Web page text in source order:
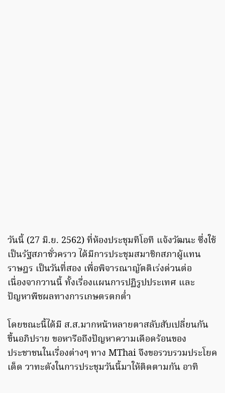
วันนี้ (27 มิ.ย. 2562) ที่ห้องประชุมทีโอที แจ้งวัฒนะ ซึ่งใช้
เป็นรัฐสภาชั่วคราว ได้มีการประชุมสมาชิกสภาผู้แทน
ราษฎร เป็นวันที่สอง เพื่อพิจารณาญัตติเร่งด่วนต่อ
เนื่องจากวานนี้ ทั้งเรื่องแผนการปฏิรูปประเทศ และ
ปัญหาพืชผลทางการเกษตรตกต่ำ
โดยขณะนี้ได้มี ส.ส.มากหน้าหลายตาสลับสับเปลี่ยนกัน
ขึ้นอภิปราย ขอหารือถึงปัญหาความเดือดร้อนของ
ประชาชนในเรื่องต่างๆ ทาง MThai จึงขอรวบรวมประโยค
เด็ด วาทะดังในการประชุมวันนี้มาให้ติดตามกัน อาทิ